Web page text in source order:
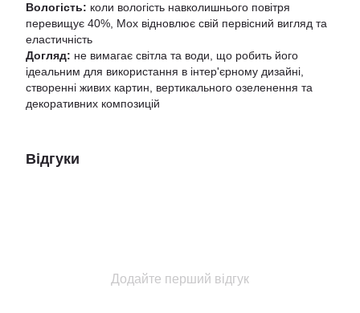
Вологість: коли вологість навколишнього повітря
перевищує 40%, Мох відновлює свій первісний вигляд та
еластичність
Догляд: не вимагає світла та води, що робить його
ідеальним для використання в інтер'єрному дизайні,
створенні живих картин, вертикального озеленення та
декоративних композицій
Відгуки
Додайте перший відгук